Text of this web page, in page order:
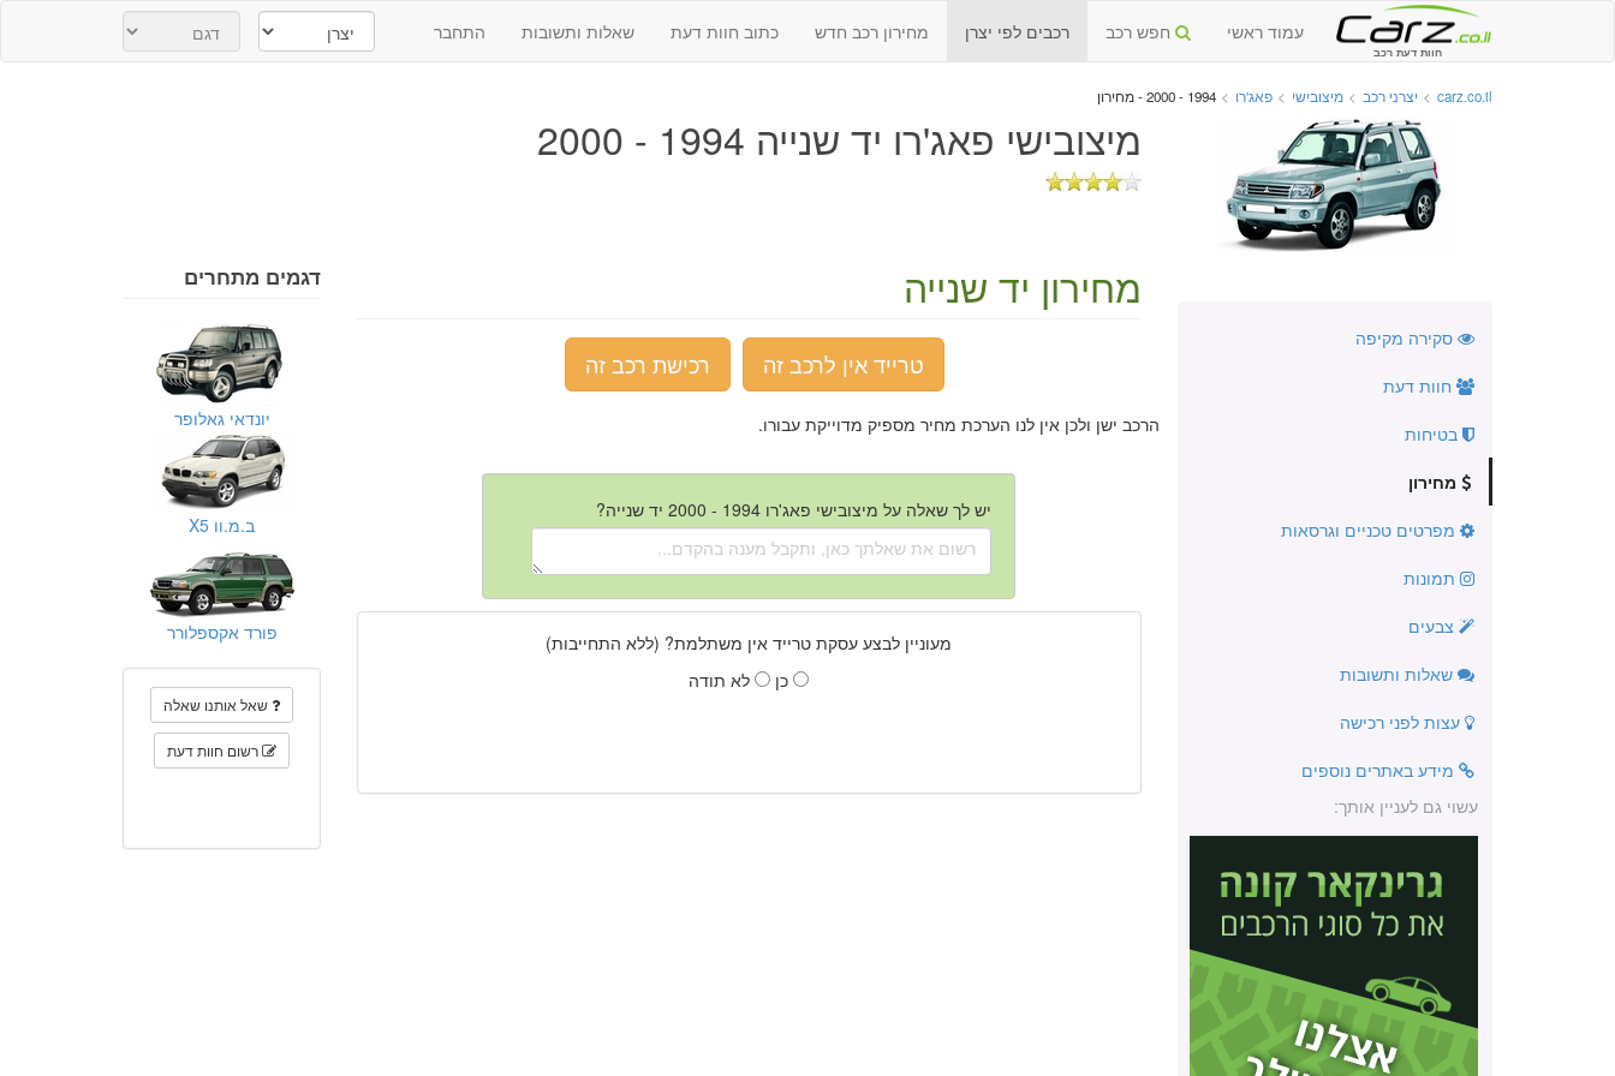
חוות דעת רכב
עמוד ראשי חפש רכב רכבים לפי יצרן מחירון רכב חדש כתוב חוות דעת שאלות ותשובות התחבר
carz.co.il
> יצרני רכב > מיצובישי > פאג'רו > 1994 - 2000 - מחירון
מיצובישי פאג'רו יד שנייה 1994 - 2000
סקירה מקיפה
חוות דעת
בטיחות
מחירון
מפרטים טכניים וגרסאות
תמונות
צבעים
שאלות ותשובות
עצות לפני רכישה
מידע באתרים נוספים
עשוי גם לעניין אותך:
מחירון יד שנייה
טרייד אין לרכב זה רכישת רכב זה
הרכב ישן ולכן אין לנו הערכת מחיר מספיק מדוייקת עבורו.
יש לך שאלה על מיצובישי פאג'רו 1994 - 2000 יד שנייה?
מעוניין לבצע עסקת טרייד אין משתלמת? (ללא התחייבות)
כן
לא תודה
דגמים מתחרים
יונדאי גאלופר
ב.מ.וו X5
פורד אקספלורר
שאל אותנו שאלה
רשום חוות דעת